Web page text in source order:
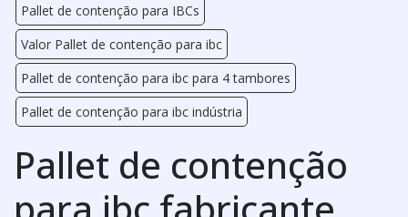
Pallet de contenção para IBCs
Valor Pallet de contenção para ibc
Pallet de contenção para ibc para 4 tambores
Pallet de contenção para ibc indústria
Pallet de contenção